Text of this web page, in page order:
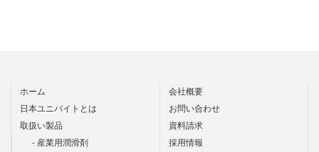
ホーム
日本ユニバイトとは
取扱い製品
- 産業用潤滑剤
会社概要
お問い合わせ
資料請求
採用情報